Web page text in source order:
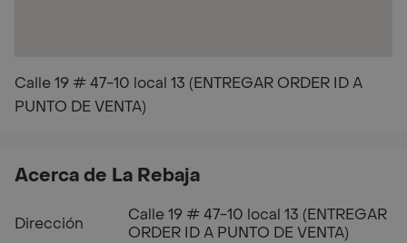
Calle 19 # 47-10 local 13 (ENTREGAR ORDER ID A
PUNTO DE VENTA)
Acerca de La Rebaja
Dirección
Calle 19 # 47-10 local 13 (ENTREGAR
ORDER ID A PUNTO DE VENTA)